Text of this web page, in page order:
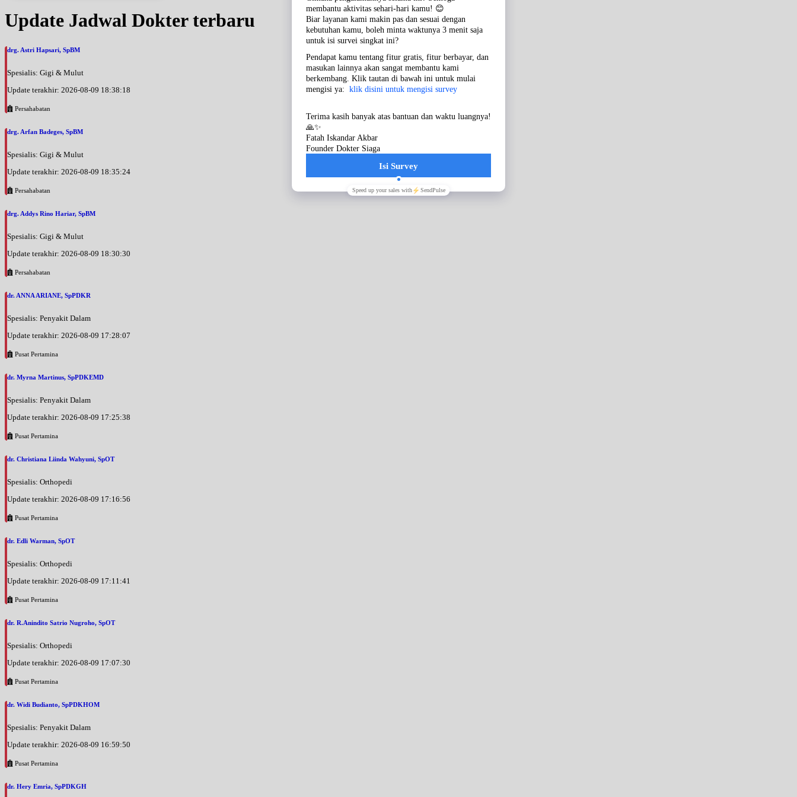
Update Jadwal Dokter terbaru
drg. Astri Hapsari, SpBM
Spesialis: Gigi & Mulut
Update terakhir: 2026-08-09 18:38:18
Persahabatan
drg. Arfan Badeges, SpBM
Spesialis: Gigi & Mulut
Update terakhir: 2026-08-09 18:35:24
Persahabatan
drg. Addys Rino Hariar, SpBM
Spesialis: Gigi & Mulut
Update terakhir: 2026-08-09 18:30:30
Persahabatan
dr. ANNA ARIANE, SpPDKR
Spesialis: Penyakit Dalam
Update terakhir: 2026-08-09 17:28:07
Pusat Pertamina
dr. Myrna Martinus, SpPDKEMD
Spesialis: Penyakit Dalam
Update terakhir: 2026-08-09 17:25:38
Pusat Pertamina
dr. Christiana Liinda Wahyuni, SpOT
Spesialis: Orthopedi
Update terakhir: 2026-08-09 17:16:56
Pusat Pertamina
dr. Edli Warman, SpOT
Spesialis: Orthopedi
Update terakhir: 2026-08-09 17:11:41
Pusat Pertamina
dr. R.Anindito Satrio Nugroho, SpOT
Spesialis: Orthopedi
Update terakhir: 2026-08-09 17:07:30
Pusat Pertamina
dr. Widi Budianto, SpPDKHOM
Spesialis: Penyakit Dalam
Update terakhir: 2026-08-09 16:59:50
Pusat Pertamina
dr. Hery Emria, SpPDKGH